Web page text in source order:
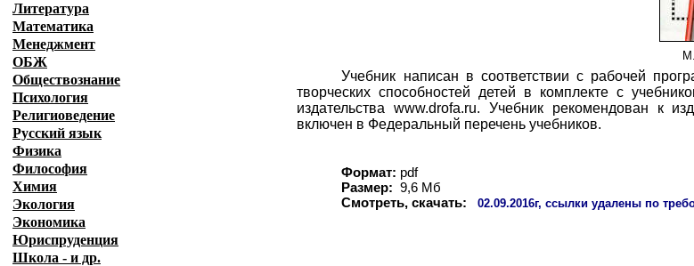
Учебник написан в соответствии с рабочей
творческих способностей детей в комплекте с
издательства www.drofa.ru. Учебник рекомендован к
включен в Федеральный перечень учебников.
Формат: pdf
Размер: 9,6 Мб
Смотреть, скачать:
02.09.2016г, ссылки удалены по
Литература
Математика
Менеджмент
ОБЖ
Обществознание
Психология
Религиоведение
Русский язык
Физика
Философия
Химия
Экология
Экономика
Юриспруденция
Школа - и др.